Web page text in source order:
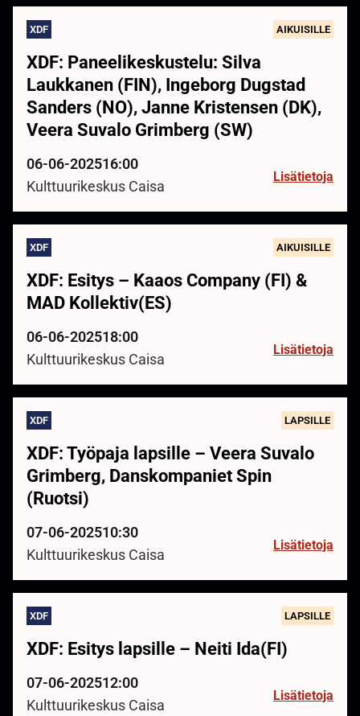
XDF AIKUISILLE
XDF: Paneelikeskustelu: Silva
Laukkanen (FIN), Ingeborg Dugstad
Sanders (NO), Janne Kristensen (DK),
Veera Suvalo Grimberg (SW)
06-06-202516:00
Kulttuurikeskus Caisa
Lisätietoja
XDF AIKUISILLE
XDF: Esitys – Kaaos Company (FI) &
MAD Kollektiv(ES)
06-06-202518:00
Kulttuurikeskus Caisa
Lisätietoja
XDF LAPSILLE
XDF: Työpaja lapsille – Veera Suvalo
Grimberg, Danskompaniet Spin
(Ruotsi)
07-06-202510:30
Kulttuurikeskus Caisa
Lisätietoja
XDF LAPSILLE
XDF: Esitys lapsille – Neiti Ida(FI)
07-06-202512:00
Kulttuurikeskus Caisa
Lisätietoja